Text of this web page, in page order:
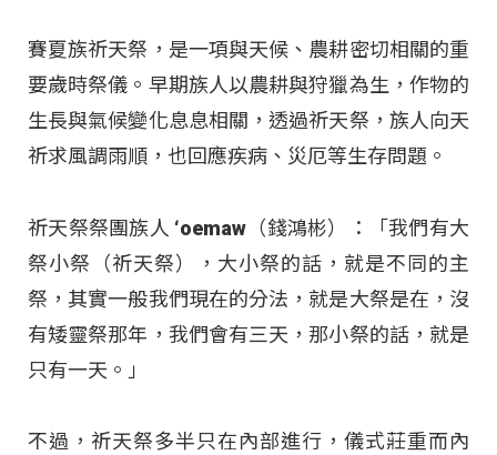
賽夏族祈天祭，是一項與天候、農耕密切相關的重
要歲時祭儀。早期族人以農耕與狩獵為生，作物的
生長與氣候變化息息相關，透過祈天祭，族人向天
祈求風調雨順，也回應疾病、災厄等生存問題。
祈天祭祭團族人 ‘oemaw（錢鴻彬）：「我們有大
祭小祭（祈天祭），大小祭的話，就是不同的主
祭，其實一般我們現在的分法，就是大祭是在，沒
有矮靈祭那年，我們會有三天，那小祭的話，就是
只有一天。」
不過，祈天祭多半只在內部進行，儀式莊重而內